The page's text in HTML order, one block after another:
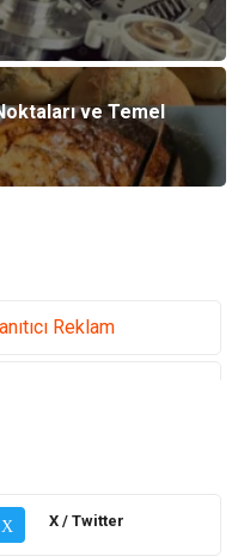
ve Temel
Reklam
X X / Twitter